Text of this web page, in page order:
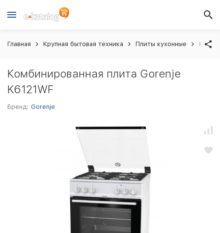
Главная Крупная бытовая техника Плиты кухонные
Комбинированная плита Gorenje
K6121WF
Бренд: Gorenje